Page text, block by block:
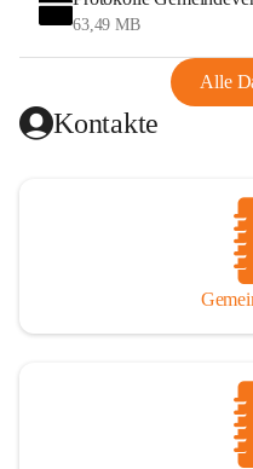
63,49 MB
Alle
Kontakte